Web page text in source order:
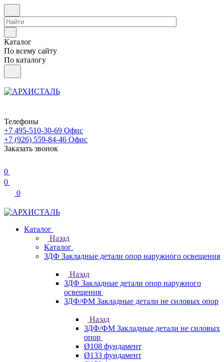
Каталог
По всему сайту
По каталогу
Телефоны
+7 495-510-30-69 Офис
+7 (926) 559-84-46 Офис
Заказать звонок
0
0
0
Каталог
Назад
Каталог
ЗДФ Закладные детали опор наружного освещения
Назад
ЗДФ Закладные детали опор наружного
освещения
ЗДФ/ФМ Закладные детали не силовых опор
Назад
ЗДФ/ФМ Закладные детали не силовых
опор
Ø108 фундамент
Ø133 фундамент